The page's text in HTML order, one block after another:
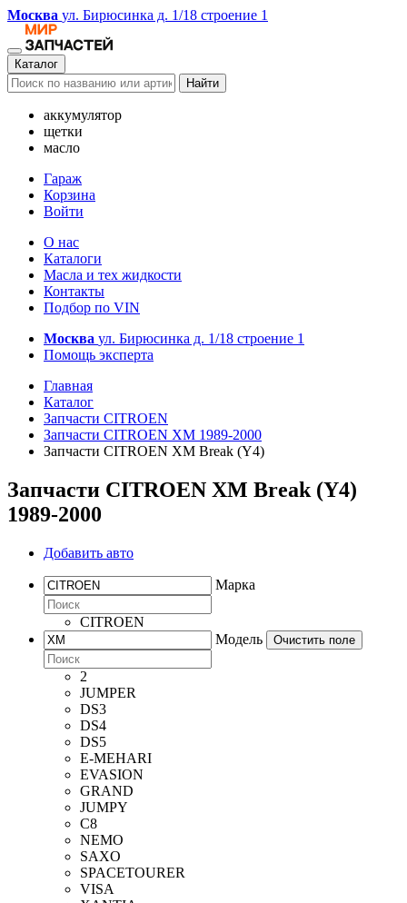
Москва ул. Бирюсинка д. 1/18 строение 1
Каталог
Найти
аккумулятор
щетки
масло
Гараж
Корзина
Войти
О нас
Каталоги
Масла и тех жидкости
Контакты
Подбор по VIN
Москва ул. Бирюсинка д. 1/18 строение 1
Помощь эксперта
Главная
Каталог
Запчасти CITROEN
Запчасти CITROEN XM 1989-2000
Запчасти CITROEN XM Break (Y4)
Запчасти CITROEN XM Break (Y4)
1989-2000
Добавить авто
Марка
CITROEN
Модель
Очистить поле
2
JUMPER
DS3
DS4
DS5
E-MEHARI
EVASION
GRAND
JUMPY
C8
NEMO
SAXO
SPACETOURER
VISA